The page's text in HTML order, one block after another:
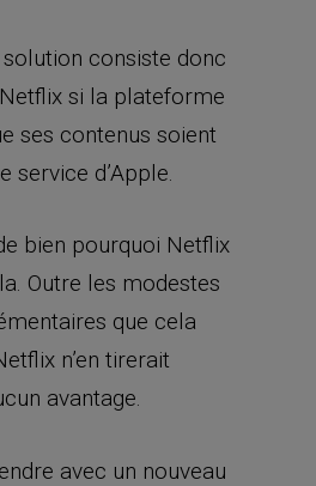
consiste donc
si la plateforme
ses contenus soient
service d’Apple.
bien pourquoi Netflix
Outre les modestes
que cela
n’en tirerait
avantage.
avec un nouveau